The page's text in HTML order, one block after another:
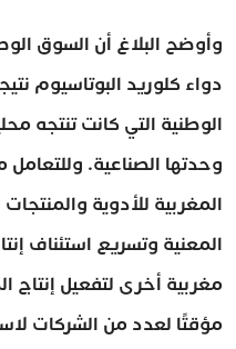
وأوضح البلاغ أن السوق
دواء كلوريد البوتاسيوم
الوطنية التي كانت تنتجه
وحدتها الصناعية.
المغربية للأدوية
المعنية وتسريع استئناف
مغربية أخرى لتفعيل إنتاج
مؤقتًا لعدد من الشركات